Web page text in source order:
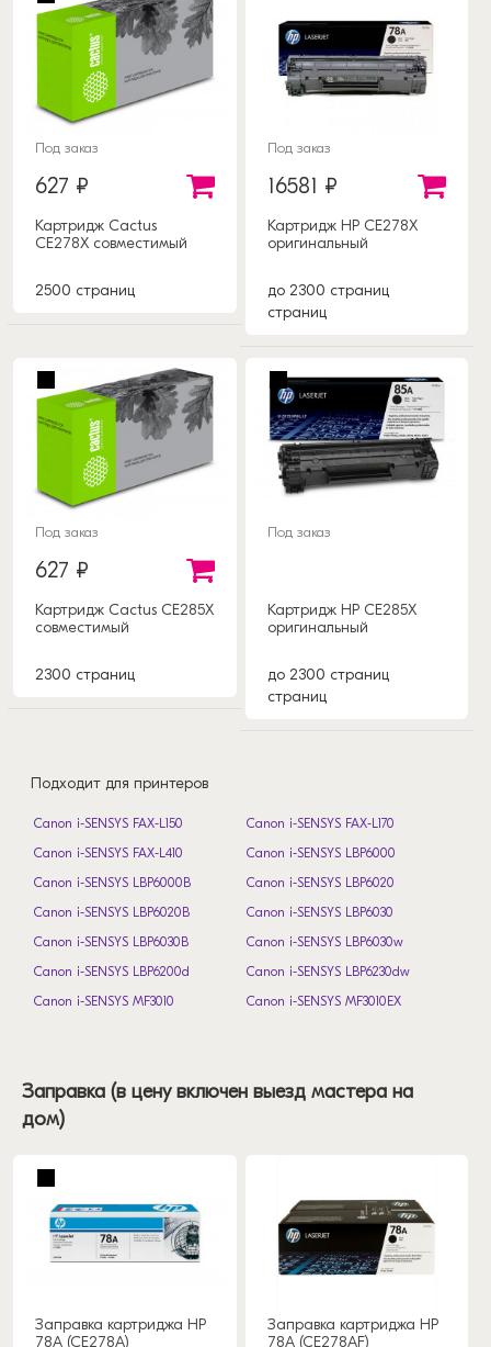
Под заказ
627 ₽
Картридж Cactus
CE278X совместимый
2500 страниц
Под заказ
16581 ₽
Картридж HP CE278X
оригинальный
до 2300 страниц
страниц
Под заказ
627 ₽
Картридж Cactus CE285X
совместимый
2300 страниц
Под заказ
Картридж HP CE285X
оригинальный
до 2300 страниц
страниц
Подходит для принтеров
Canon i-SENSYS FAX-L150
Canon i-SENSYS FAX-L170
Canon i-SENSYS FAX-L410
Canon i-SENSYS LBP6000
Canon i-SENSYS LBP6000B
Canon i-SENSYS LBP6020
Canon i-SENSYS LBP6020B
Canon i-SENSYS LBP6030
Canon i-SENSYS LBP6030B
Canon i-SENSYS LBP6030w
Canon i-SENSYS LBP6200d
Canon i-SENSYS LBP6230dw
Canon i-SENSYS MF3010
Canon i-SENSYS MF3010EX
Canon i-SENSYS MF4570dn
Canon i-SENSYS MF4580dn
Canon i-SENSYS MF4730
HP LaserJet M1522nf MFP
HP LaserJet P1002
HP LaserJet P1003
HP LaserJet P1004
HP LaserJet P1006
HP LaserJet P1009
HP LaserJet P1102w
Заправка (в цену включен выезд мастера на
дом)
Заправка картриджа HP
78A (CE278A)
Заправка картриджа HP
78A (CE278AF)